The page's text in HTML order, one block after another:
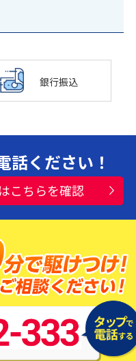
銀行振込
話ください！
こちらを確認
話一本ですぐ
！